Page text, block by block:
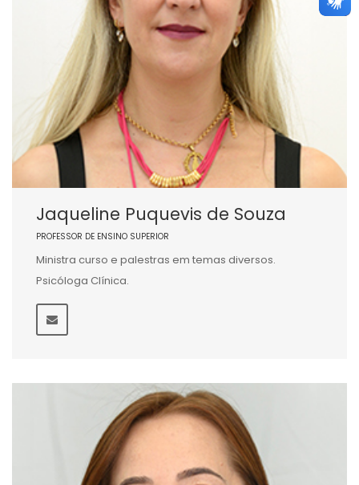
Jaqueline Puquevis de Souza
PROFESSOR DE ENSINO SUPERIOR
Ministra curso e palestras em temas diversos.
Psicóloga Clínica.